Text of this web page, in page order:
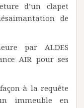
d’un clapet
de
par ALDES
AIR pour ses
à la requête
immeuble en